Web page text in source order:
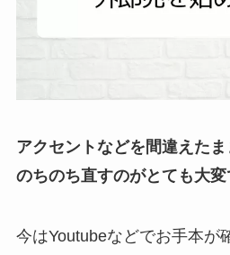
アクセントなどを間違えたま
のちのち直すのがとても大変
今はYoutubeなどでお手本が